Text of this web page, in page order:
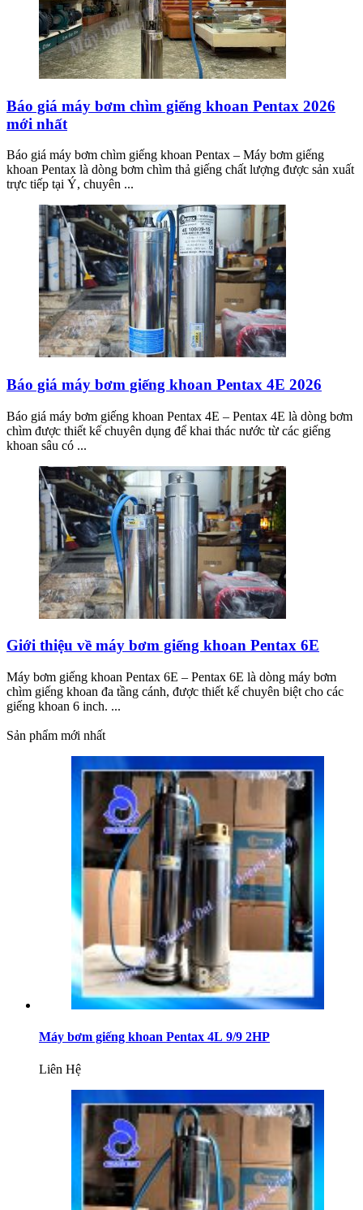
Báo giá máy bơm chìm giếng khoan Pentax 2026
mới nhất
Báo giá máy bơm chìm giếng khoan Pentax – Máy bơm giếng
khoan Pentax là dòng bơm chìm thả giếng chất lượng được sản xuất
trực tiếp tại Ý, chuyên ...
Báo giá máy bơm giếng khoan Pentax 4E 2026
Báo giá máy bơm giếng khoan Pentax 4E – Pentax 4E là dòng bơm
chìm được thiết kế chuyên dụng để khai thác nước từ các giếng
khoan sâu có ...
Giới thiệu về máy bơm giếng khoan Pentax 6E
Máy bơm giếng khoan Pentax 6E – Pentax 6E là dòng máy bơm
chìm giếng khoan đa tầng cánh, được thiết kế chuyên biệt cho các
giếng khoan 6 inch. ...
Sản phẩm mới nhất
Máy bơm giếng khoan Pentax 4L 9/9 2HP
Liên Hệ